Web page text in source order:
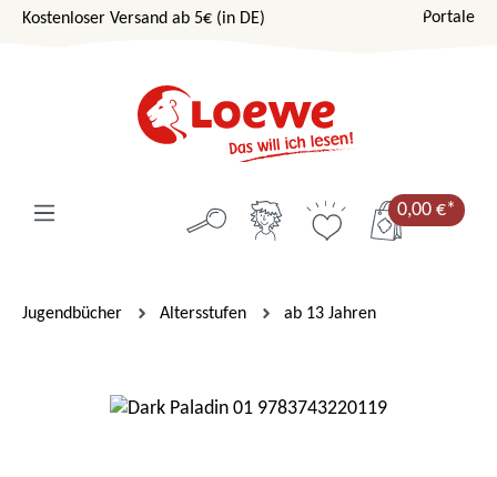
Zum Hauptinhalt springen
Kostenloser Versand ab 5€ (in DE) Portale
0,00 €*
Jugendbücher Altersstufen ab 13 Jahren
Bildergalerie überspringen